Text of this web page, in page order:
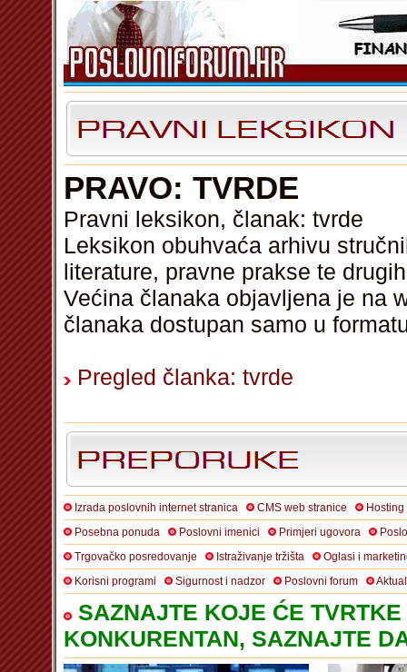
PRAVO: TVRDE
Pravni leksikon, članak: tvrde
Leksikon obuhvaća arhivu
literature, pravne prakse te
Većina članaka objavljena je na
članaka dostupan samo u
Pregled članka: tvrde
Izrada poslovnih internet stranica CMS web stranice
Posebna ponuda
Poslovni imenici Primjeri ugovora
Trgovačko posredovanje
Istraživanje tržišta
Oglasi i
Korisni programi
Sigurnost i nadzor Poslovni forum
SAZNAJTE KOJE ĆE
KONKURENTAN, SAZNAJTE